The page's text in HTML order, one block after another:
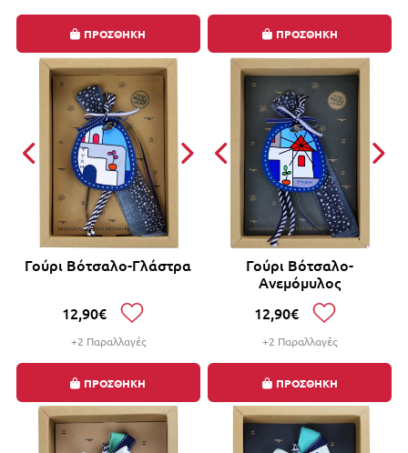
ΠΡΟΣΘΗΚΗ ΠΡΟΣΘΗΚΗ
Γούρι Βότσαλο-Γλάστρα
12,90€
+2 Παραλλαγές
ΠΡΟΣΘΗΚΗ
Γούρι Βότσαλο-
Ανεμόμυλος
12,90€
+2 Παραλλαγές
ΠΡΟΣΘΗΚΗ